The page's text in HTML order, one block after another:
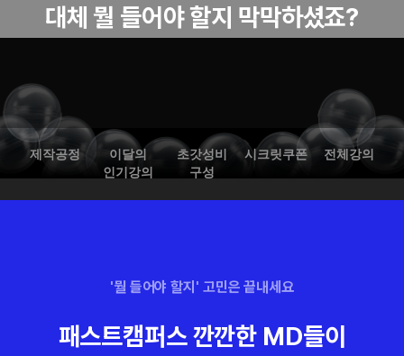
대체 뭘 들어야 할지 막막하셨죠?
제작공정
이달의
인기강의
초갓성비
구성
시크릿쿠폰 전체강의
'뭘 들어야 할지' 고민은 끝내세요
패스트캠퍼스 깐깐한 MD들이